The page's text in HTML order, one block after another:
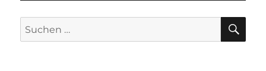
Suchen
nach: